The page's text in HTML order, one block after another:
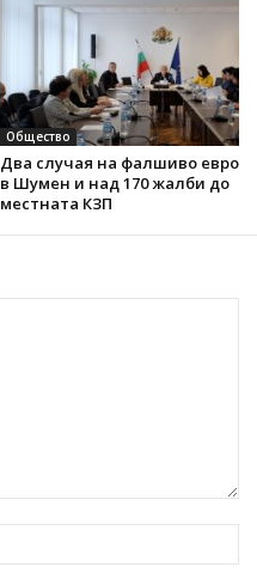
Общество
Два случая на фалшиво евро
в Шумен и над 170 жалби до
местната КЗП